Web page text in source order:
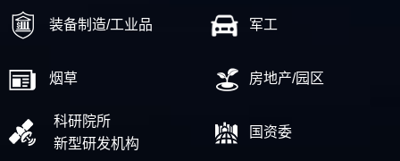
装备制造/工业品 军工
烟草 房地产/园区
科研院所
新型研发机构
国资委